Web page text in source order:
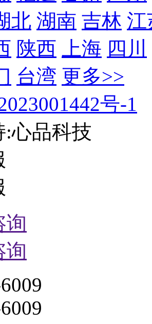
北 湖南 吉林 江
陕西 上海 四川
台湾 更多>>
号-1
心品科技
询
询